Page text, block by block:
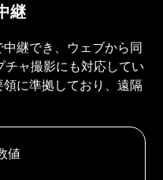
継
継でき、ウェブから同
チャ撮影にも対応してい
に準拠しており、遠隔
値